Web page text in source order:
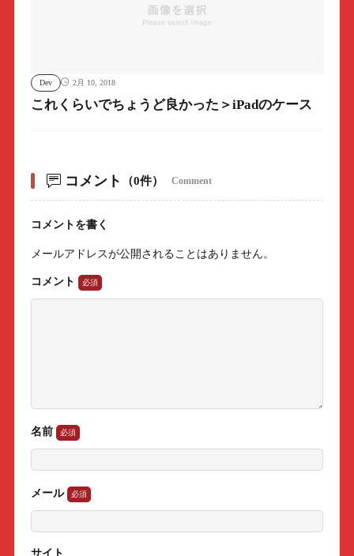
Dev 2月 10, 2018
これくらいでちょうど良かった＞iPadのケース
コメント （0件） Comment
コメントを書く
メールアドレスが公開されることはありません。
コメント
名前
メール
サイト